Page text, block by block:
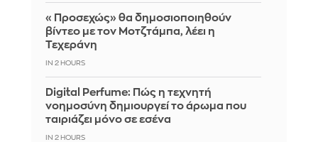
«Προσεχώς» θα δημοσιοποιηθούν
βίντεο με τον Μοτζτάμπα, λέει η
Τεχεράνη
IN 2 HOURS
Digital Perfume: Πώς η τεχνητή
νοημοσύνη δημιουργεί το άρωμα που
ταιριάζει μόνο σε εσένα
IN 2 HOURS